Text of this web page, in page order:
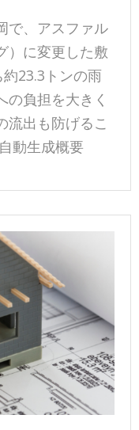
で、アスファル
）に変更した敷
23.3トンの雨
の負担を大きく
流出も防げるこ
動生成概要